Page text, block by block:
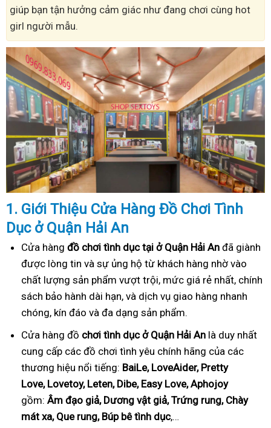
giúp bạn tận hưởng cảm giác như đang chơi cùng hot
girl người mẫu.
1. Giới Thiệu Cửa Hàng Đồ Chơi Tình
Dục ở Quận Hải An
Cửa hàng đồ chơi tình dục tại ở Quận Hải An đã giành
được lòng tin và sự ủng hộ từ khách hàng nhờ vào
chất lượng sản phẩm vượt trội, mức giá rẻ nhất, chính
sách bảo hành dài hạn, và dịch vụ giao hàng nhanh
chóng, kín đáo và đa dạng sản phẩm.
Cửa hàng đồ chơi tình dục ở Quận Hải An là duy nhất
cung cấp các đồ chơi tình yêu chính hãng của các
thương hiệu nổi tiếng: BaiLe, LoveAider, Pretty
Love, Lovetoy, Leten, Dibe, Easy Love, Aphojoy
gồm: Âm đạo giả, Dương vật giả, Trứng rung, Chày
mát xa, Que rung, Búp bê tình dục,…